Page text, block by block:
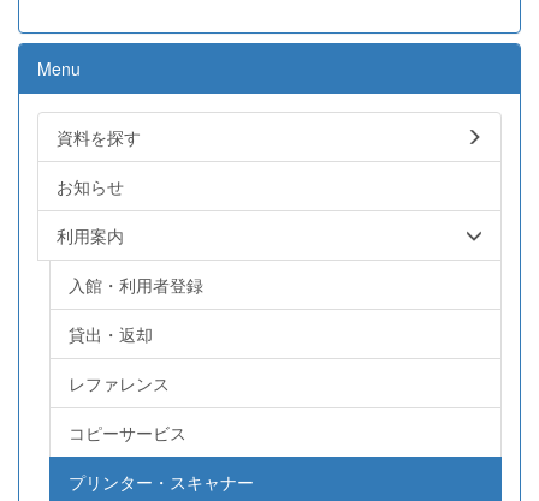
Menu
資料を探す
お知らせ
利用案内
入館・利用者登録
貸出・返却
レファレンス
コピーサービス
プリンター・スキャナー